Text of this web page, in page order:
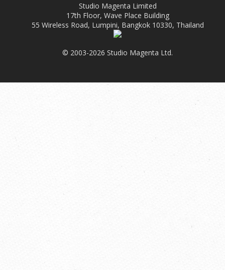
Studio Magenta Limited
17th Floor, Wave Place Building
55 Wireless Road, Lumpini, Bangkok 10330, Thailand
© 2003-2026 Studio Magenta Ltd.